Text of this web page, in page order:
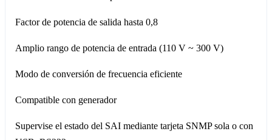
Factor de potencia de salida hasta 0,8
Amplio rango de potencia de entrada (110 V ~ 300 V)
Modo de conversión de frecuencia eficiente
Compatible con generador
Supervise el estado del SAI mediante tarjeta SNMP sola o con